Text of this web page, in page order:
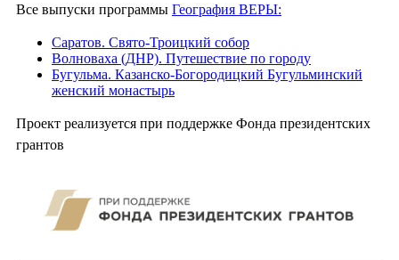
Все выпуски программы География ВЕРЫ:
Саратов. Свято-Троицкий собор
Волноваха (ДНР). Путешествие по городу
Бугульма. Казанско-Богородицкий Бугульминский
женский монастырь
Проект реализуется при поддержке Фонда президентских
грантов